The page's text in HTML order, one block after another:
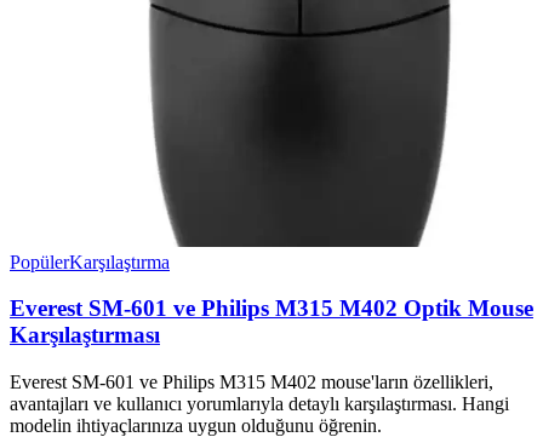
PopülerKarşılaştırma
Everest SM-601 ve Philips M315 M402 Optik Mouse
Karşılaştırması
Everest SM-601 ve Philips M315 M402 mouse'ların özellikleri,
avantajları ve kullanıcı yorumlarıyla detaylı karşılaştırması. Hangi
modelin ihtiyaçlarınıza uygun olduğunu öğrenin.